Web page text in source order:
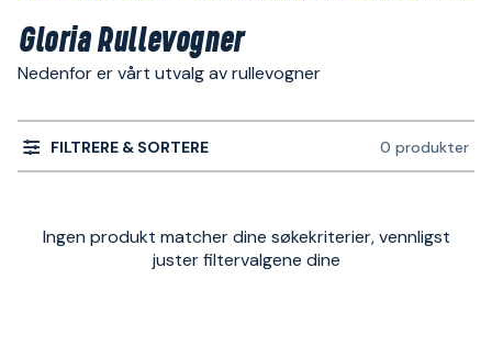
Gloria Rullevogner
Nedenfor er vårt utvalg av rullevogner
FILTRERE & SORTERE 0 produkter
Ingen produkt matcher dine søkekriterier, vennligst
juster filtervalgene dine